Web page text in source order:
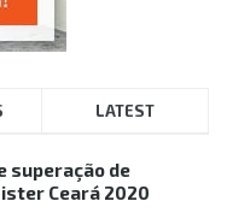
LATEST
superação de
Ceará 2020